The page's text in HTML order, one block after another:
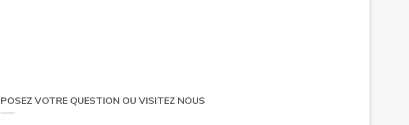
POSEZ VOTRE QUESTION OU VISITEZ NOUS